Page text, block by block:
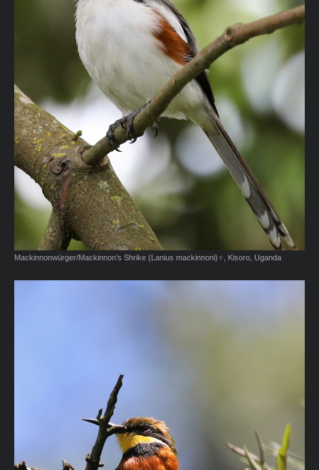
Mackinnonwürger/Mackinnon's Shrike (Lanius mackinnoni)♀, Kisoro, Uganda